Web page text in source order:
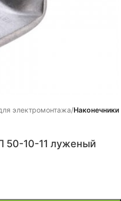
электромонтажа Наконечники
50-10-11 луженый